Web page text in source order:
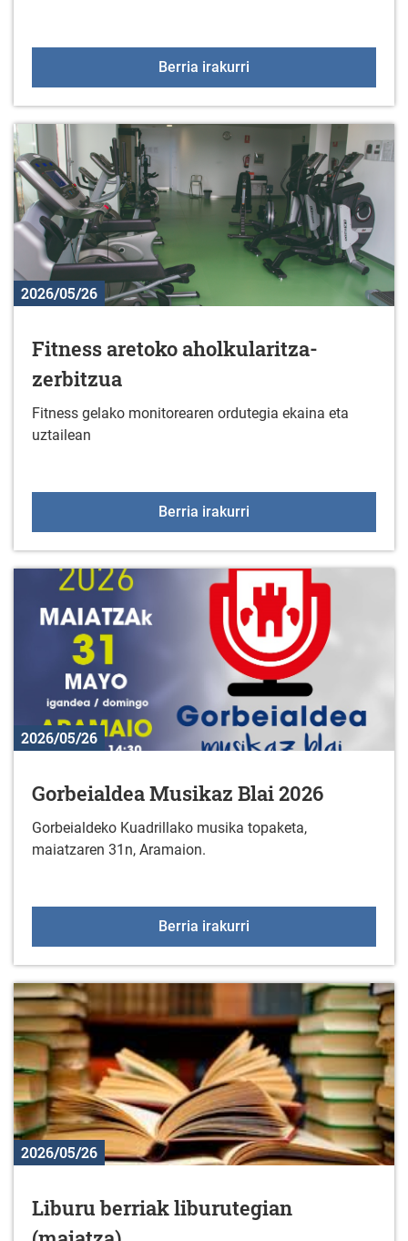
Berria irakurri
2026/05/26
Fitness aretoko aholkularitza-
zerbitzua
Fitness gelako monitorearen ordutegia ekaina eta
uztailean
Berria irakurri
2026/05/26
Gorbeialdea Musikaz Blai 2026
Gorbeialdeko Kuadrillako musika topaketa,
maiatzaren 31n, Aramaion.
Berria irakurri
2026/05/26
Liburu berriak liburutegian